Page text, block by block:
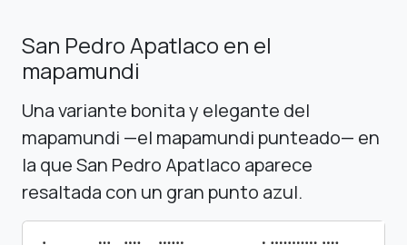
San Pedro Apatlaco en el
mapamundi
Una variante bonita y elegante del
mapamundi —el mapamundi punteado— en
la que San Pedro Apatlaco aparece
resaltada con un gran punto azul.